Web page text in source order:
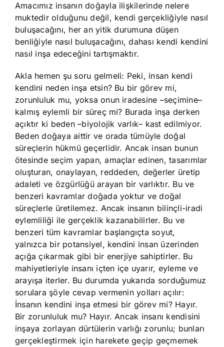
Amacımız insanın doğayla ilişkilerinde nelere
muktedir olduğunu değil, kendi gerçekliğiyle nasıl
buluşacağını, her an yitik durumuna düşen
benliğiyle nasıl buluşacağını, dahası kendi kendini
nasıl inşa edeceğini tartışmaktır.
Akla hemen şu soru gelmeli: Peki, insan kendi
kendini neden inşa etsin? Bu bir görev mi,
zorunluluk mu, yoksa onun iradesine –seçimine–
kalmış eylemli bir süreç mi? Burada inşa derken
açıktır ki beden –biyolojik varlık– kast edilmiyor.
Beden doğaya aittir ve orada tümüyle doğal
süreçlerin hükmü geçerlidir. Ancak insan bunun
ötesinde seçim yapan, amaçlar edinen, tasarımlar
oluşturan, onaylayan, reddeden, değerler üretip
adaleti ve özgürlüğü arayan bir varlıktır. Bu ve
benzeri kavramlar doğada yoktur ve doğal
süreçlerle üretilemez. Ancak insanın bilinçli-iradi
eylemliliği ile gerçeklik kazanabilirler. Bu ve
benzeri tüm kavramlar başlangıçta soyut,
yalnızca bir potansiyel, kendini insan üzerinden
açığa çıkarmak gibi bir enerjiye sahiptirler. Bu
mahiyetleriyle insanı içten içe uyarır, eyleme ve
arayışa iterler. Bu durumda yukarıda sorduğumuz
sorulara şöyle cevap vermenin yolları açılır:
İnsanın kendini inşa etmesi bir görev mi? Hayır.
Bir zorunluluk mu? Hayır. Ancak insanı kendisini
inşaya zorlayan dürtülerin varlığı zorunlu; bunları
gerçekleştirmek için harekete geçip geçmemek